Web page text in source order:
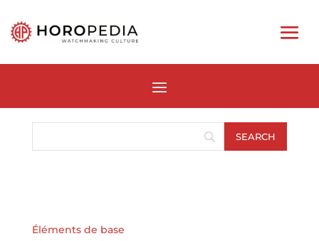
Éléments de base